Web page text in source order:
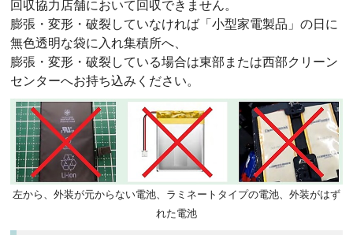
回収協力店舗において回収できません。
膨張・変形・破裂していなければ「小型家電製品」の日に
無色透明な袋に入れ集積所へ、
膨張・変形・破裂している場合は東部または西部クリーン
センターへお持ち込みください。
左から、外装が元からない電池、ラミネートタイプの電池、外装がはず
れた電池